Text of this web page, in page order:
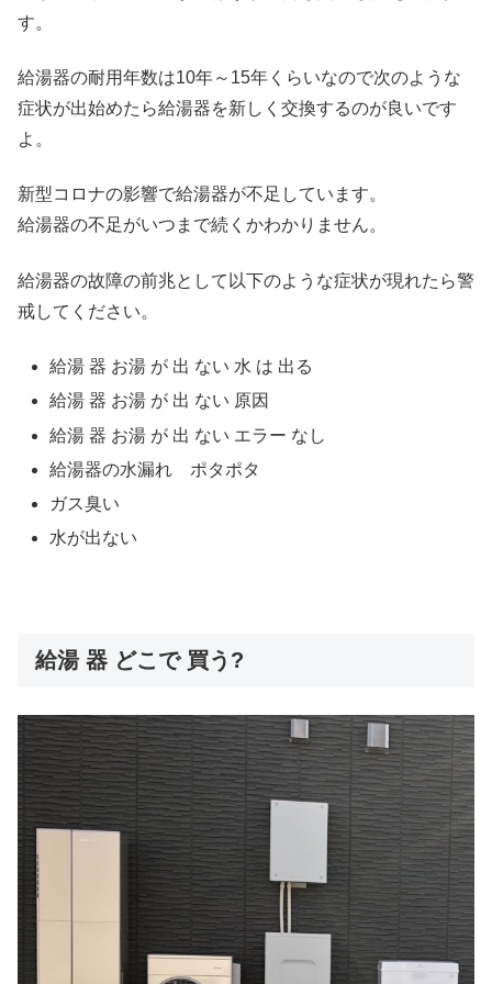
す。
給湯器の耐用年数は10年～15年くらいなので次のような
症状が出始めたら給湯器を新しく交換するのが良いです
よ。
新型コロナの影響で給湯器が不足しています。
給湯器の不足がいつまで続くかわかりません。
給湯器の故障の前兆として以下のような症状が現れたら警
戒してください。
給湯 器 お湯 が 出 ない 水 は 出る
給湯 器 お湯 が 出 ない 原因
給湯 器 お湯 が 出 ない エラー なし
給湯器の水漏れ ポタポタ
ガス臭い
水が出ない
給湯 器 どこで 買う?